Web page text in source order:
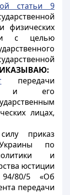
статьи 9
физических
и с целью
передачи
и его
лицах,
приказ
Украины по
и
юстиции
80/5 «Об
передачи